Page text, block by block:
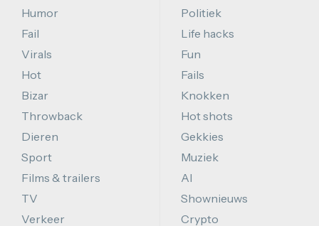
Humor
Fail
Virals
Hot
Bizar
Throwback
Dieren
Sport
Films & trailers
TV
Verkeer
Politiek
Life hacks
Fun
Fails
Knokken
Hot shots
Gekkies
Muziek
AI
Shownieuws
Crypto